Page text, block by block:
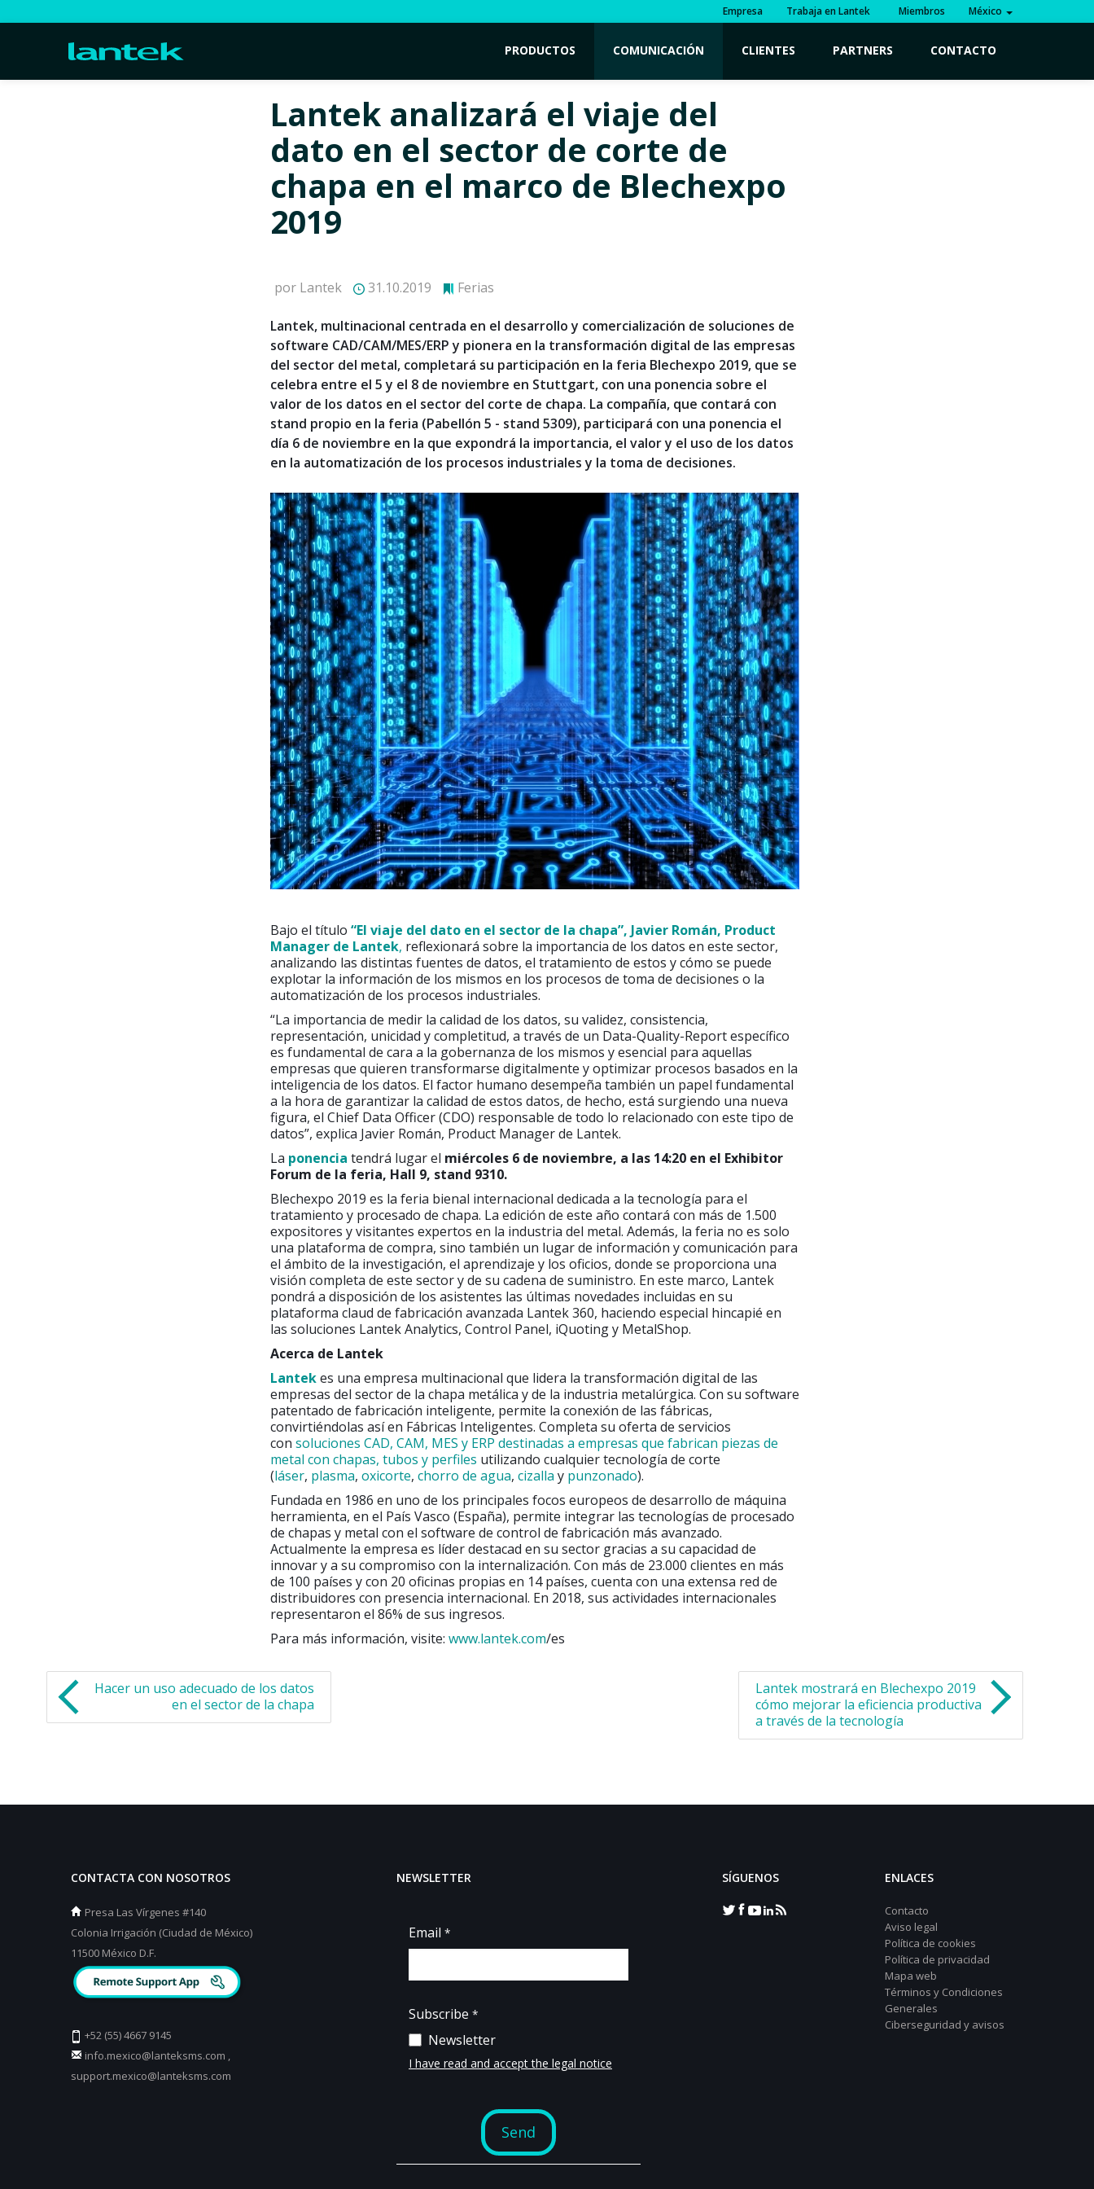
Empresa Trabaja en Lantek Miembros México
PRODUCTOS COMUNICACIÓN CLIENTES PARTNERS CONTACTO
Lantek analizará el viaje del
dato en el sector de corte de
chapa en el marco de Blechexpo
2019
por Lantek 31.10.2019 Ferias
Lantek, multinacional centrada en el desarrollo y comercialización de soluciones de
software CAD/CAM/MES/ERP y pionera en la transformación digital de las empresas
del sector del metal, completará su participación en la feria Blechexpo 2019, que se
celebra entre el 5 y el 8 de noviembre en Stuttgart, con una ponencia sobre el
valor de los datos en el sector del corte de chapa. La compañía, que contará con
stand propio en la feria (Pabellón 5 - stand 5309), participará con una ponencia el
día 6 de noviembre en la que expondrá la importancia, el valor y el uso de los datos
en la automatización de los procesos industriales y la toma de decisiones.
Bajo el título “El viaje del dato en el sector de la chapa”, Javier Román, Product
Manager de Lantek, reflexionará sobre la importancia de los datos en este sector,
analizando las distintas fuentes de datos, el tratamiento de estos y cómo se puede
explotar la información de los mismos en los procesos de toma de decisiones o la
automatización de los procesos industriales.
“La importancia de medir la calidad de los datos, su validez, consistencia,
representación, unicidad y completitud, a través de un Data-Quality-Report específico
es fundamental de cara a la gobernanza de los mismos y esencial para aquellas
empresas que quieren transformarse digitalmente y optimizar procesos basados en la
inteligencia de los datos. El factor humano desempeña también un papel fundamental
a la hora de garantizar la calidad de estos datos, de hecho, está surgiendo una nueva
figura, el Chief Data Officer (CDO) responsable de todo lo relacionado con este tipo de
datos”, explica Javier Román, Product Manager de Lantek.
La ponencia tendrá lugar el miércoles 6 de noviembre, a las 14:20 en el Exhibitor
Forum de la feria, Hall 9, stand 9310.
Blechexpo 2019 es la feria bienal internacional dedicada a la tecnología para el
tratamiento y procesado de chapa. La edición de este año contará con más de 1.500
expositores y visitantes expertos en la industria del metal. Además, la feria no es solo
una plataforma de compra, sino también un lugar de información y comunicación para
el ámbito de la investigación, el aprendizaje y los oficios, donde se proporciona una
visión completa de este sector y de su cadena de suministro. En este marco, Lantek
pondrá a disposición de los asistentes las últimas novedades incluidas en su
plataforma claud de fabricación avanzada Lantek 360, haciendo especial hincapié en
las soluciones Lantek Analytics, Control Panel, iQuoting y MetalShop.
Acerca de Lantek
Lantekes una empresa multinacional que lidera la transformación digital de las
empresas del sector de la chapa metálica y de la industria metalúrgica. Con su software
patentado de fabricación inteligente, permite la conexión de las fábricas,
convirtiéndolas así en Fábricas Inteligentes. Completa su oferta de servicios
con soluciones CAD, CAM, MES y ERP destinadas a empresas que fabrican piezas de
metal con chapas, tubos y perfiles utilizando cualquier tecnología de corte
(láser, plasma, oxicorte, chorro de agua, cizalla y punzonado).
Fundada en 1986 en uno de los principales focos europeos de desarrollo de máquina
herramienta, en el País Vasco (España), permite integrar las tecnologías de procesado
de chapas y metal con el software de control de fabricación más avanzado.
Actualmente la empresa es líder destacad en su sector gracias a su capacidad de
innovar y a su compromiso con la internalización. Con más de 23.000 clientes en más
de 100 países y con 20 oficinas propias en 14 países, cuenta con una extensa red de
distribuidores con presencia internacional. En 2018, sus actividades internacionales
representaron el 86% de sus ingresos.
Para más información, visite: www.lantek.com/es
Hacer un uso adecuado de los datos
en el sector de la chapa
Lantek mostrará en Blechexpo 2019
cómo mejorar la eficiencia productiva
a través de la tecnología
CONTACTA CON NOSOTROS
Presa Las Vírgenes #140
Colonia Irrigación (Ciudad de México)
11500 México D.F.
+52 (55) 4667 9145
info.mexico@lanteksms.com ,
support.mexico@lanteksms.com
NEWSLETTER SÍGUENOS ENLACES
Contacto
Aviso legal
Política de cookies
Política de privacidad
Mapa web
Términos y Condiciones
Generales
Ciberseguridad y avisos